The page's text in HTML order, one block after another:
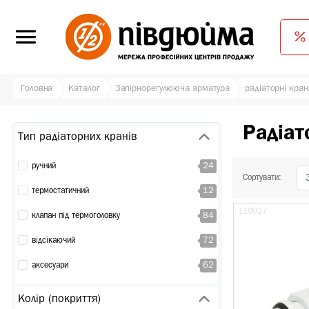
Головна Каталог Запірнорегулююча арматура радіаторні
Тип радіаторних кранів
ручний 24
термостатичний 12
клапан під термоголовку 84
відсікаючий 72
аксесуари 62
Колір (покриття)
Сортувати:
110027